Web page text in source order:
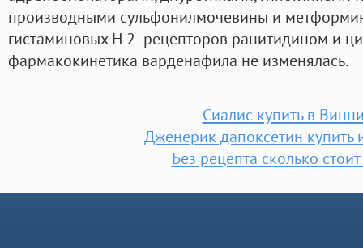
производными сульфонилмочевины и
гистаминовых H 2 -рецепторов ранитидином и
фармакокинетика варденафила не изменялась.
Сиалис купить в
Дженерик дапоксетин купить
Без рецепта сколько